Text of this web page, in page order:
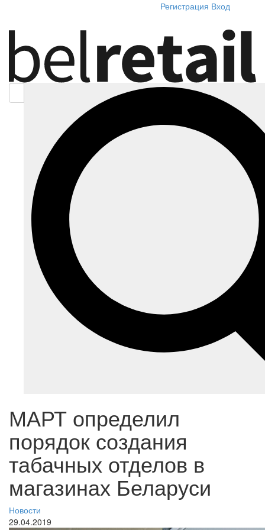
Регистрация Вход
МАРТ определил
порядок создания
табачных отделов в
магазинах Беларуси
Новости
29.04.2019